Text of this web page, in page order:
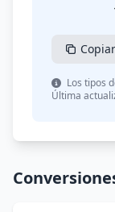
Los tipos
Última